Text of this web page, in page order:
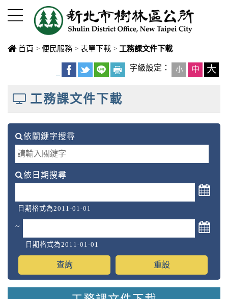
進入內容區塊
首頁 > 便民服務 > 表單下載 > 工務課文件下載
字級設定： 小 中 大
工務課文件下載
依關鍵字搜尋
依日期搜尋
日期格式為2011-01-01
~
日期格式為2011-01-01